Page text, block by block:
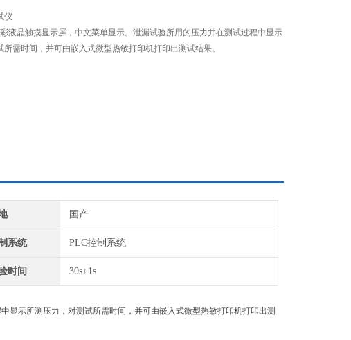
仪
液晶触摸显示屏，中文菜单显示。泄漏试验所用的压力并在测试过程中显示
所需时间，并可由嵌入式微型热敏打印机打印出测试结果。
国产
系统 PLC控制系统
时间 30s±1s
显示所测压力，对测试所需时间，并可由嵌入式微型热敏打印机打印出测